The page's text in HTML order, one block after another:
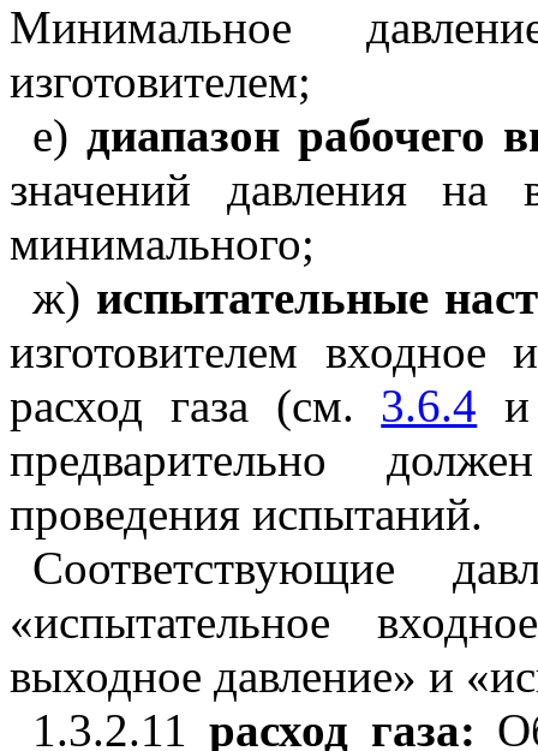
Минимальное
изготовителем;
е) диапазон рабочего
значений давления на
минимального;
ж) испытательные
изготовителем
расход газа (см. 3.6.4
предварительно
проведения испытаний.
Соответствующие
«испытательное
выходное давление» и
1.3.2.11расход газа: